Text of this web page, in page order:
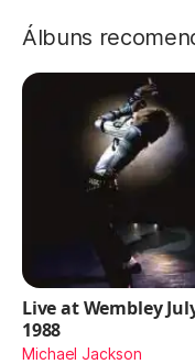
Álbuns
Live at Wembley
1988
Michael Jackson